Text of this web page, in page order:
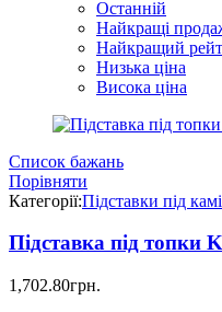
Останній
Найкращі
Найкращий
Низька ціна
Висока ціна
Список бажань
Порівняти
Категорії:Підставки під
Підставка під топки
1,702.80грн.